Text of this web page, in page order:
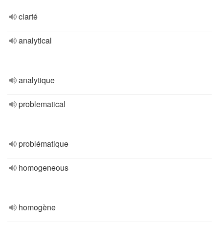
clarté
analytical
analytique
problematical
problématique
homogeneous
homogène